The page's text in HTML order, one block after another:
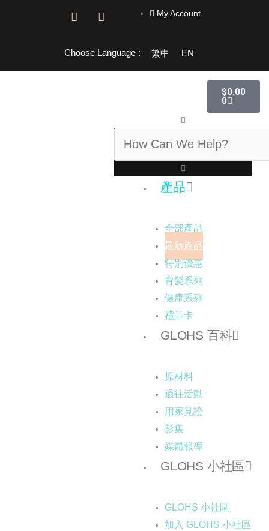
F
e
o
I
t
g
My Account
Choose Language : 繁中 EN
$0.00
0
購
物
籃
產品
全部產品
最新產品
特別優惠
育髮系列
健康系列
禮品卡
GLOHS 百科
原材料
過往活動
用家見證
影集
媒體報導
GLOHS 小社區
GLOHS 小社區
加入 GLOHS 小社區